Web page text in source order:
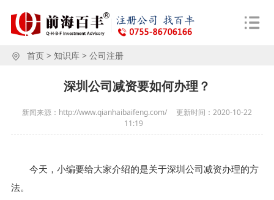
首页> 知识库> 公司注册
深圳公司减资要如何办理？
新闻来源：http://www.qianhaibaifeng.com/ 更新时间： 2020-10-22
11:19
今天，小编要给大家介绍的是关于深圳公司减资办理的方
法。